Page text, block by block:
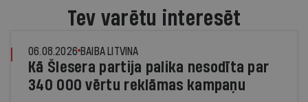
Tev varētu interesēt
06.08.2026 BAIBA LITVINA
Kā Šlesera partija palika nesodīta par
340 000 vērtu reklāmas kampaņu